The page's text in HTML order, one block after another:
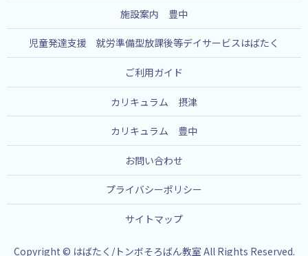
施設案内 豊中
児童発達支援 就労準備型放課後等デイサービスはばたく
ご利用ガイド
カリキュラム 摂津
カリキュラム 豊中
お問い合わせ
プライバシーポリシー
サイトマップ
Copyright © はばたく/トンボそろばん教室 All Rights Reserved.